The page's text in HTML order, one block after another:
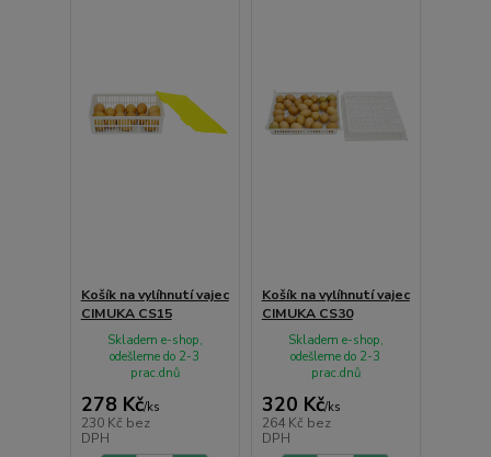
Košík na vylíhnutí vajec
CIMUKA CS15
278 Kč/ks
230 Kč bez
DPH
Skladem e-shop,
odešleme do 2-3
prac.dnů
Košík na vylíhnutí vajec
CIMUKA CS30
320 Kč/ks
264 Kč bez
DPH
Skladem e-shop,
odešleme do 2-3
prac.dnů